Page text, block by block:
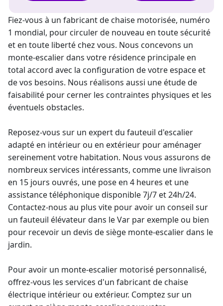
Fiez-vous à un fabricant de chaise motorisée, numéro
1 mondial, pour circuler de nouveau en toute sécurité
et en toute liberté chez vous. Nous concevons un
monte-escalierdans votre résidence principale en
total accord avec la configuration de votre espace et
de vos besoins. Nous réalisons aussi une étude de
faisabilité pour cerner les contraintes physiques et les
éventuels obstacles.
Reposez-vous sur un expert du fauteuil d'escalier
adapté en intérieur ou en extérieur pour aménager
sereinement votre habitation. Nous vous assurons de
nombreux services intéressants, comme une livraison
en 15 jours ouvrés, une pose en 4 heures et une
assistance téléphonique disponible 7j/7 et 24h/24.
Contactez-nous au plus vite pour avoir un conseil sur
un fauteuil élévateurdans le Var par exemple ou bien
pour recevoir un devis de siège monte-escalier dans le
jardin.
Pour avoir un monte-escalier motorisé personnalisé,
offrez-vous les services d'un fabricant de chaise
électrique intérieur ou extérieur. Comptez sur un